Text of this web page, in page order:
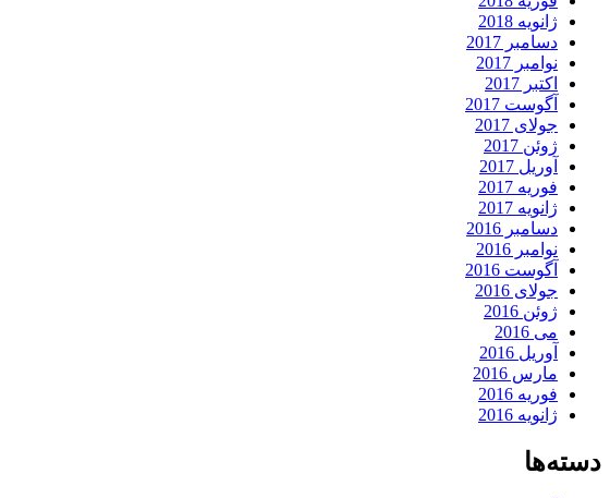
ژانویه 2018
دسامبر 2017
نوامبر 2017
اکتبر 2017
آگوست 2017
جولای 2017
ژوئن 2017
آوریل 2017
فوریه 2017
ژانویه 2017
دسامبر 2016
نوامبر 2016
آگوست 2016
جولای 2016
ژوئن 2016
می 2016
آوریل 2016
مارس 2016
فوریه 2016
ژانویه 2016
دسته‌ها